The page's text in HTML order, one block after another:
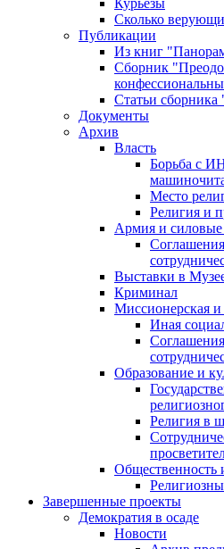
Курьезы
Сколько
Публикации
Из книг
Сборник
Статьи сборника
Документы
Архив
Власть
Борьба с
Место
Религия и
Армия и силовые
Выставки в
Криминал
Миссионерская и
Иная
Образование и
Религия в
Завершенные проекты
Демократия в осаде
Новости